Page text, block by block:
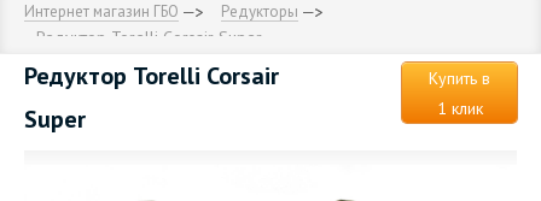
Интернет магазин ГБО Редукторы
Редуктор Torelli Corsair Super
Редуктор Torelli Corsair
Super
Купить в
1 клик